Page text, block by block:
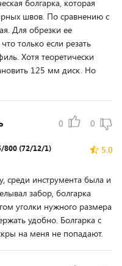
болгарка, которая
швов. По сравнению с
Для обрезки ее
только если резать
Хотя теоретически
125 мм диск. Но
0 0
5.0
800 (72/12/1)
среди инструмента была и
забор, болгарка
уголки нужного размера
удобно. Болгарка с
на меня не попадают.